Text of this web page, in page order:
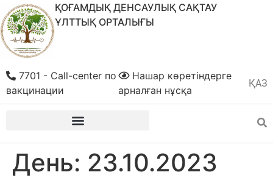
ҚОҒАМДЫҚ ДЕНСАУЛЫҚ САҚТАУ
ҰЛТТЫҚ ОРТАЛЫҒЫ
ҚАЗ
РУС
Нашар көретіндерге
арналған нұсқа
7701 - Call-center по
вакцинации
День: 23.10.2023